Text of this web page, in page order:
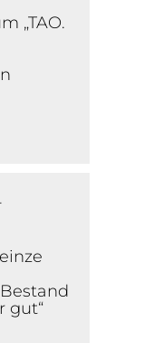
„TAO.
gut“